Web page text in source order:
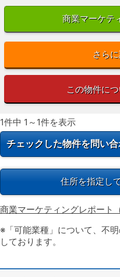
商業マーケテ
さら
この物件に
1件中 1～1件を表示
住所を指定し
商業マーケティングレポート
※「可能業種」について、不
しております。